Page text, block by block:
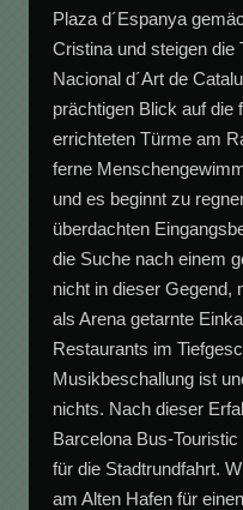
Plaza d´Espanya
Cristina und steigen
Nacional d´Art de
prächtigen Blick auf die
errichteten Türme am
ferne
und es beginnt zu
überdachten
die Suche nach einem
nicht in dieser Gegend,
als Arena getarnte
Restaurants im
Musikbeschallung ist
nichts. Nach dieser
Barcelona Bus-
für die Stadtrundfahrt.
am Alten Hafen für